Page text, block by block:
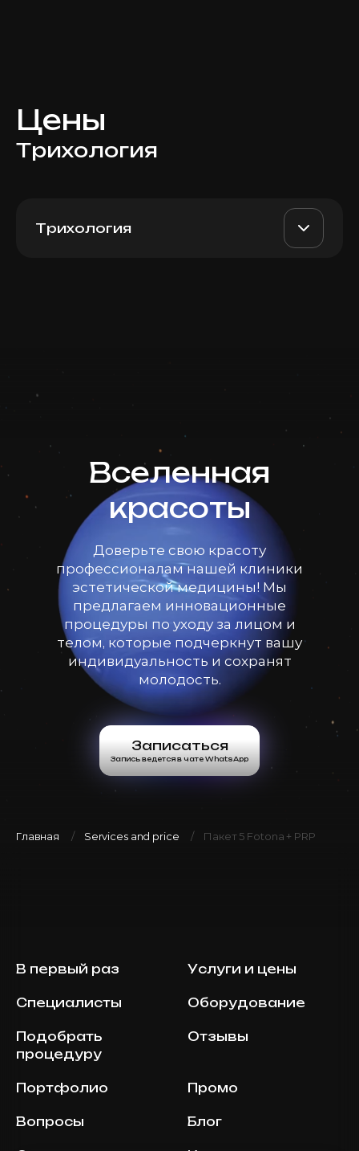
Цены
Трихология
Трихология
Вселенная
красоты
Доверьте свою красоту
профессионалам нашей клиники
эстетической медицины! Мы
предлагаем инновационные
процедуры по уходу за лицом и
телом, которые подчеркнут вашу
индивидуальность и сохранят
молодость.
Записаться
Запись ведется в чате WhatsApp
Главная Services and price Пакет 5 Fotona + PRP
В первый раз Услуги и цены
Специалисты Оборудование
Подобрать
процедуру
Отзывы
Портфолио Промо
Вопросы Блог